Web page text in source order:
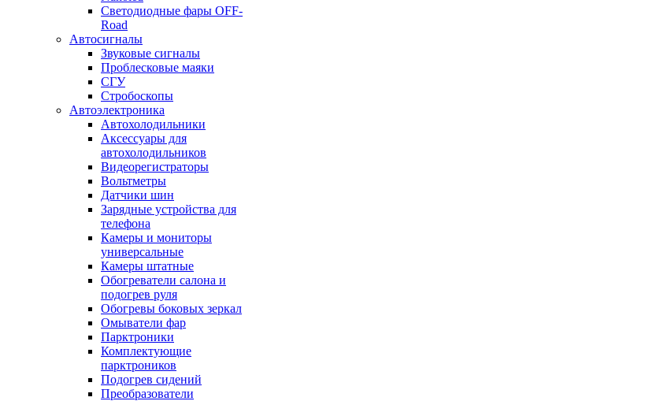
Светодиодные фары OFF-
Road
Автосигналы
Звуковые сигналы
Проблесковые маяки
СГУ
Стробоскопы
Автоэлектроника
Автохолодильники
Аксессуары для
автохолодильников
Видеорегистраторы
Вольтметры
Датчики шин
Зарядные устройства для
телефона
Камеры и мониторы
универсальные
Камеры штатные
Обогреватели салона и
подогрев руля
Обогревы боковых зеркал
Омыватели фар
Парктроники
Комплектующие
парктроников
Подогрев сидений
Преобразователи